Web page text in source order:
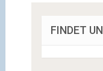
FINDET